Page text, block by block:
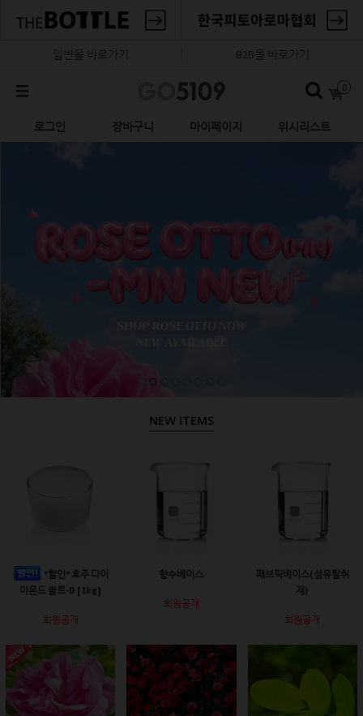
일반몰 바로가기 B2B몰 바로가기
0
로그인 장바구니 마이페이지 위시리스트
NEW ITEMS
*할인* 호주 다이
아몬드 솔트-D [1kg]
회원공개
향수베이스
회원공개
패브릭베이스(섬유탈취
제)
회원공개